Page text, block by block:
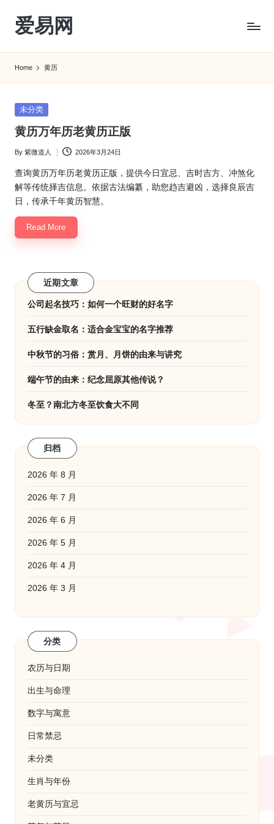
Skip
content
爱易网
转
农
历
历
查
询
_2ebc.com
Home 黄历
Posted
未分类
黄历万年历老黄历正版
Posted
by
By 紫微道人 2026年3月24日
查询黄历万年历老黄历正版，提供今日宜忌、吉时吉方、冲煞化
解等传统择吉信息。依据古法编纂，助您趋吉避凶，选择良辰吉
日，传承千年黄历智慧。
Read More
近期文章
公司起名技巧：如何一个旺财的好名字
五行缺金取名：适合金宝宝的名字推荐
中秋节的习俗：赏月、月饼的由来与讲究
端午节的由来：纪念屈原其他传说？
冬至？南北方冬至饮食大不同
归档
2026 年 8 月
2026 年 7 月
2026 年 6 月
2026 年 5 月
2026 年 4 月
2026 年 3 月
分类
农历与日期
出生与命理
数字与寓意
日常禁忌
未分类
生肖与年份
老黄历与宜忌